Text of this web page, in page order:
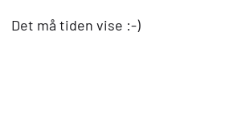
Det må tiden vise :-)